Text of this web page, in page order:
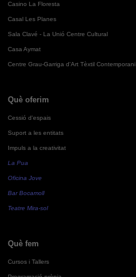
Casino La Floresta
Casal Les Planes
Sala Clavé - La Unió Centre Cultural
Casa Aymat
Centre Grau-Garriga d'Art Tèxtil Contemporani
Què oferim
Cessió d'espais
Suport a les entitats
Impuls a la creativitat
La Pua
Oficina Jove
Bar Bocamoll
Teatre Mira-sol
Què fem
Cursos i Tallers